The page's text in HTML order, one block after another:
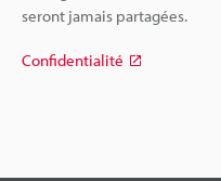
seront jamais partagées.
Confidentialité